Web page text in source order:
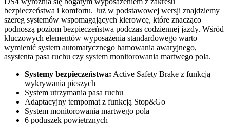
bezpieczeństwa i komfortu. Już w podstawowej wersji znajdziemy
szereg systemów wspomagających kierowcę, które znacząco
podnoszą poziom bezpieczeństwa podczas codziennej jazdy. Wśród
kluczowych elementów wyposażenia standardowego warto
wymienić system automatycznego hamowania awaryjnego,
asystenta pasa ruchu czy system monitorowania martwego pola.
Systemy bezpieczeństwa: Active Safety Brake z funkcją
wykrywania pieszych
System utrzymania pasa ruchu
Adaptacyjny tempomat z funkcją Stop&Go
System monitorowania martwego pola
6 poduszek powietrznych